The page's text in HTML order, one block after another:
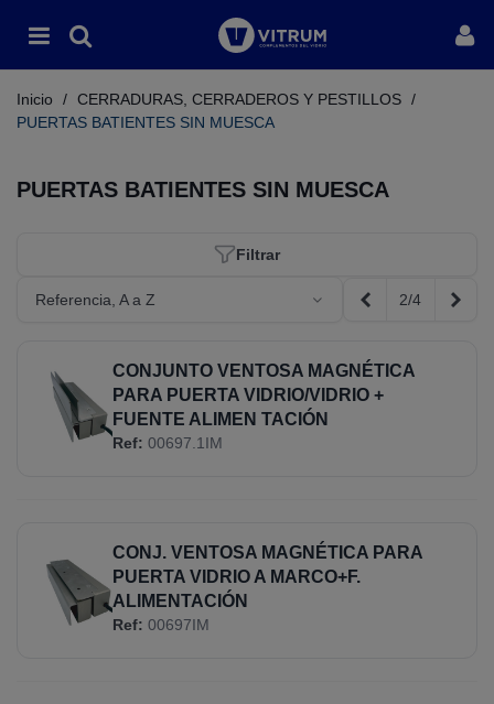
Inicio / CERRADURAS, CERRADEROS Y PESTILLOS /
PUERTAS BATIENTES SIN MUESCA
PUERTAS BATIENTES SIN MUESCA
Filtrar
Referencia, A a Z Anterior
2/4
CONJUNTO VENTOSA MAGNÉTICA
PARA PUERTA VIDRIO/VIDRIO +
FUENTE ALIMEN TACIÓN
Ref: 00697.1IM
CONJ. VENTOSA MAGNÉTICA PARA
PUERTA VIDRIO A MARCO+F.
ALIMENTACIÓN
Ref: 00697IM